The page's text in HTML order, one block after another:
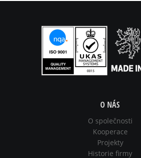
O NÁS
O společnosti
Kooperace
Projekty
Historie firmy